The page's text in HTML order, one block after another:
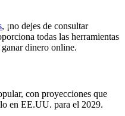
, ¡no dejes de consultar
todas las herramientas
dinero online.
con proyecciones que
en EE.UU. para el 2029.